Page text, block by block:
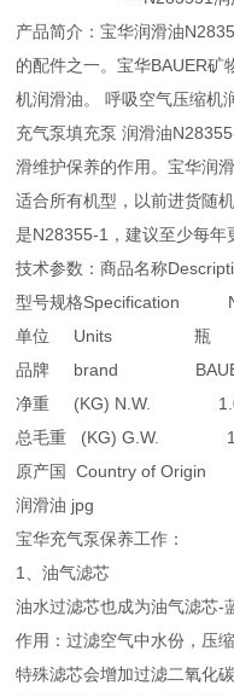
产品简介：宝华润滑油
的配件之一。宝华BAUER矿
机润滑油。 呼吸空气压缩机
充气泵填充泵 润滑油
滑维护保养的作用。宝华润
适合所有机型，以前进货随
是N28355-1，建议至少每年
技术参数：商品名称
型号规格Specification
单位 Units 瓶
品牌 brand
净重 (KG) N.W.
总毛重 (KG) G.W.
原产国 Country of
润滑油 jpg
宝华充气泵保养工作：
1、油气滤芯
油水过滤芯也成为油气滤芯-
作用：过滤空气中水份，压
特殊滤芯会增加过滤二氧化碳